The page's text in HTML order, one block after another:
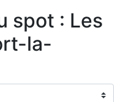
spot : Les
la-